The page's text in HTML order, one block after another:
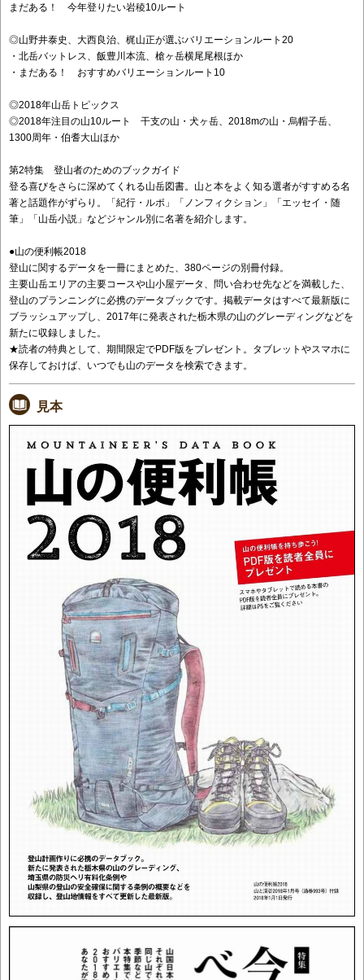
まだある！ 今年登りたい岩稜10ルート
◎山野井泰史、大西良治、梶山正が選ぶバリエーションルート20
・北岳バットレス、飯豊川本流、槍ヶ岳横尾尾根ほか
・まだある！ おすすめバリエーションルート10
◎2018年山岳トピックス
◎2018年注目の山10ルート 干支の山・犬ヶ岳、2018mの山・烏帽子岳、
1300周年・伯耆大山ほか
第2特集 登山者のためのブックガイド
登る喜びをさらに深めてくれる山岳図書。山と本をよく知る選者がすすめる名
著と話題作がずらり。「紀行・ルポ」「ノンフィクション」「エッセイ・随
筆」「山岳小説」などジャンル別に名著を紹介します。
●山の便利帳2018
登山に関するデータを一冊にまとめた、380ページの別冊付録。
主要山岳エリアの主要コースや山小屋データ、問い合わせ先などを満載した、
登山のプランニングに必携のデータブックです。掲載データはすべて最新版に
ブラッシュアップし、2017年に発表された栃木県の山のグレーディングなどを
新たに収録しました。
★読者の特典として、期間限定でPDF版をプレゼント。タブレットやスマホに
保存しておけば、いつでも山のデータを検索できます。
見本